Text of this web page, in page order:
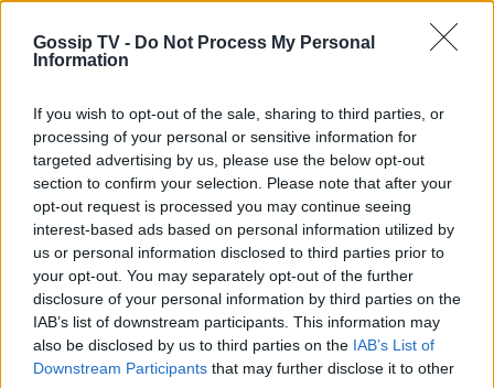
Gossip TV - Do Not Process My Personal
Information
If you wish to opt-out of the sale, sharing to third parties, or
processing of your personal or sensitive information for
targeted advertising by us, please use the below opt-out
section to confirm your selection. Please note that after your
opt-out request is processed you may continue seeing
interest-based ads based on personal information utilized by
us or personal information disclosed to third parties prior to
your opt-out. You may separately opt-out of the further
disclosure of your personal information by third parties on the
IAB’s list of downstream participants. This information may
also be disclosed by us to third parties on the IAB’s List of
Downstream Participants that may further disclose it to other
SHOWBIZ
Ελένη Ράντου: Συγκινεί το ύστατο
χαίρε στον Νίκο Καλογερόπουλο
-«Ευγνώμων που σε γνώρισα»
SHOWBIZ
Εριέττα Μανούρη: Η σπάνια
φωτογραφία με μπικίνι – Summer
πόζες με κόκκινο μαγιό
ΟΛΕΣ ΟΙ ΕΙΔΗΣΕΙΣ
DPG NETWORK